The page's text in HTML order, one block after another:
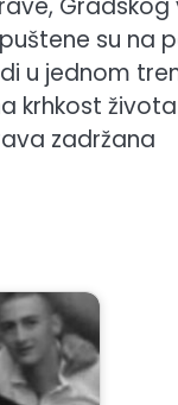
su na
u jednom
krhkost
zadržana